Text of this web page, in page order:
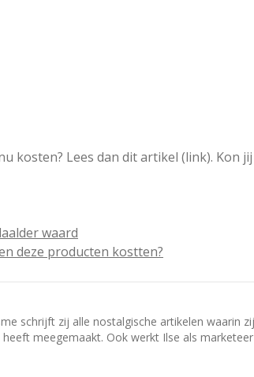
kosten? Lees dan dit artikel (link). Kon
waard
deze producten kostten?
schrijft zij alle nostalgische artikelen waarin zij
meegemaakt. Ook werkt Ilse als